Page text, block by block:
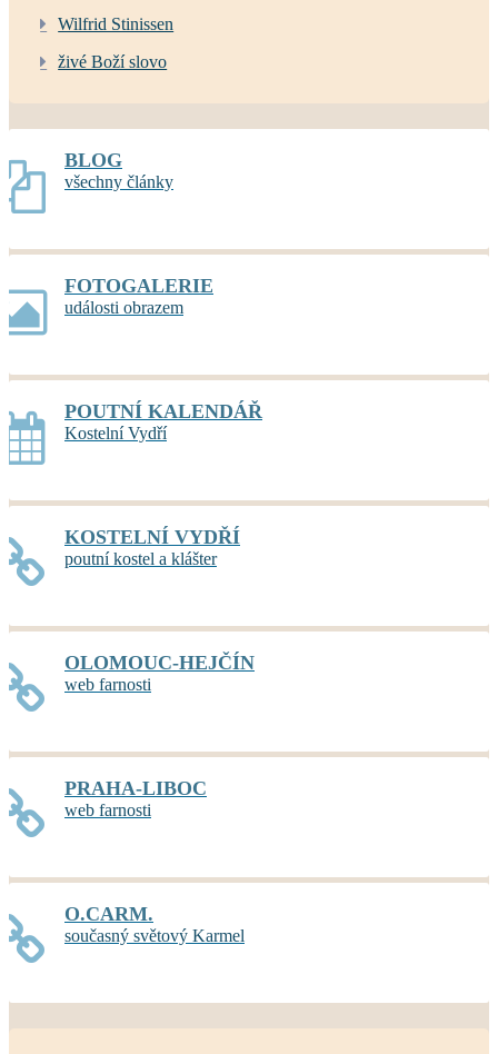
Wilfrid Stinissen
živé Boží slovo
BLOG
všechny články
FOTOGALERIE
události obrazem
POUTNÍ KALENDÁŘ
Kostelní Vydří
KOSTELNÍ VYDŘÍ
poutní kostel a klášter
OLOMOUC-HEJČÍN
web farnosti
PRAHA-LIBOC
web farnosti
O.CARM.
současný světový Karmel